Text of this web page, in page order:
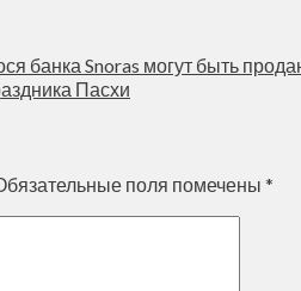
банка Snoras могут быть
Пасхи
поля помечены *